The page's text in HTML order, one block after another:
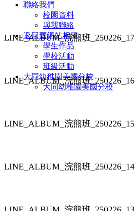
聯絡我們
校園資料
與我聯絡
返回舊網站相簿
學生作品
學校活動
班級活動
大同幼稚園美國分校
大同幼稚園美國分校
LINE_ALBUM_浣熊班_250226_17
LINE_ALBUM_浣熊班_250226_16
LINE_ALBUM_浣熊班_250226_15
LINE_ALBUM_浣熊班_250226_14